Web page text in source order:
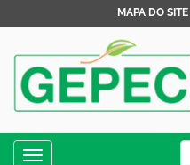
MAPA DO SITE
Toggle navigation